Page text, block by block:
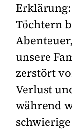
Töchtern
unsere
zerstört
Verlust
während